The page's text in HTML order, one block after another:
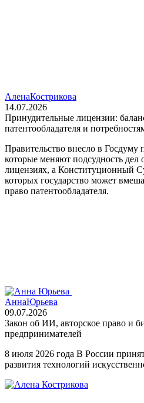
АленаКострикова
14.07.2026
Принудительные лицензии:
патентообладателя и
Правительство внесло в Госдуму
которые меняют подсудность дел
лицензиях, а Конституционный
которых государство может
право патентообладателя.
АннаЮрьева
09.07.2026
Закон об ИИ, авторское право и
предпринимателей
8 июля 2026 года В России
развития технологий